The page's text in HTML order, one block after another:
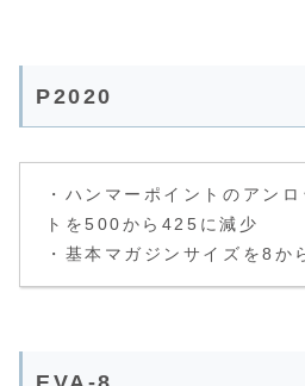
P2020
・ハンマーポイントのアン
トを500から425に減少
・基本マガジンサイズを8か